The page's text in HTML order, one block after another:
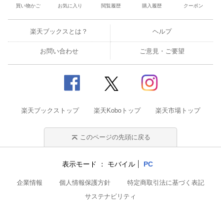
買い物かご お気に入り 閲覧履歴 購入履歴 クーポン
楽天ブックスとは？ ヘルプ
お問い合わせ ご意見・ご要望
楽天ブックストップ 楽天Koboトップ 楽天市場トップ
このページの先頭に戻る
表示モード モバイル PC
企業情報 個人情報保護方針
特定商取引法に基づく表記
サステナビリティ